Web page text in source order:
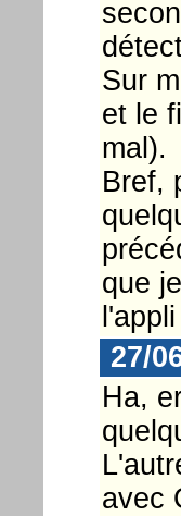
Sur
et le
mal).
Bref,
que
27/
Ha,
avec